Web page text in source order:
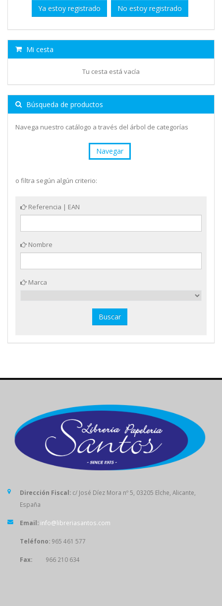
Ya estoy registrado No estoy registrado
Mi cesta
Tu cesta está vacía
Búsqueda de productos
Navega nuestro catálogo a través del árbol de categorías
Navegar
o filtra según algún criterio:
Referencia | EAN
Nombre
Marca
Dirección Fiscal: c/ José Díez Mora nº 5, 03205 Elche, Alicante,
España
Email: info@libreriasantos.com
Teléfono: 965 461 577
Fax: 966 210 634